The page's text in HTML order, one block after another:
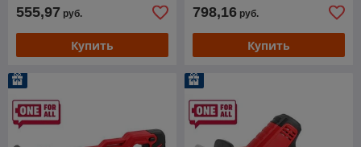
555,97 руб.
Купить
798,16 руб.
Купить